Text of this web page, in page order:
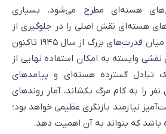
هسته‌ای مطرح می‌شود. بسیاری
هسته‌ای نقش اصلی را در جلوگیری از
وقوع جنگ‌های تمام‌عیار میان قدرت‌های بزرگ از سال ۱۹۴۵ تاکنون
نقشی وابسته به امکان استفاده نهایی از
تبادل گسترده هسته‌ای و پیامدهای
را به کام مرگ بکشاند، آمار روندهای
نیازمند بازنگری عظیمی خواهد بود؛
باشد که بتواند به آن اهمیت دهد.